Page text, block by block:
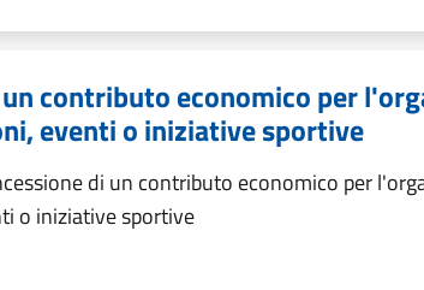
contributo economico per
eventi o iniziative sportive
di un contributo economico per
o iniziative sportive